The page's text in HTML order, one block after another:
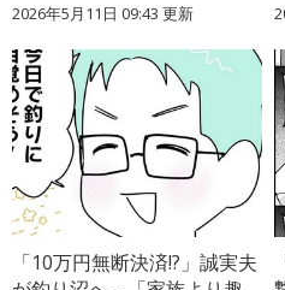
2026年5月11日 09:43 更新
「10万円無断決済!?」誠実夫